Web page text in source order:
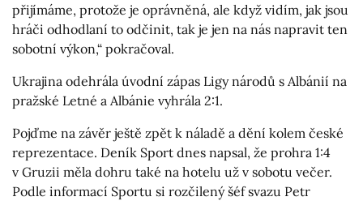
přijímáme, protože je oprávněná, ale když vidím, jak jsou
hráči odhodlaní to odčinit, tak je jen na nás napravit ten
sobotní výkon,“ pokračoval.
Ukrajina odehrála úvodní zápas Ligy národů s Albánií na
pražské Letné a Albánie vyhrála 2:1.
Pojďme na závěr ještě zpět k náladě a dění kolem české
reprezentace. Deník Sport dnes napsal, že prohra 1:4
v Gruzii měla dohru také na hotelu už v sobotu večer.
Podle informací Sportu si rozčilený šéf svazu Petr